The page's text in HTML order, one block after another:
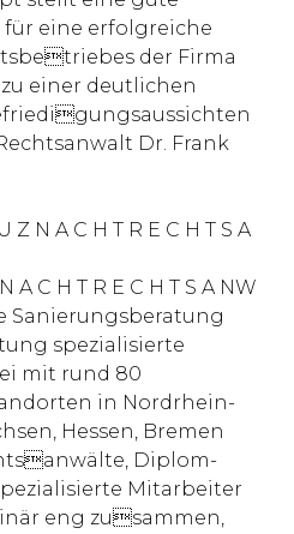
eine erfolgreiche
der Firma
einer deutlichen
Dr. Frank
Z N A C H T R E C H T S A
A C H T R E C H T S A NW
Sanierungsberatung
spezialisierte
mit rund 80
in Nordrhein-
Hessen, Bremen
Diplom-
Mitarbeiter
eng zusammen,